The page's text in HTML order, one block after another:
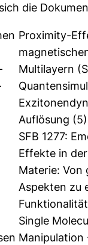
die
Proximity-
Multilayern
Auflösung (5)
SFB 1277:
Effekte in
Materie: Von
Aspekten zu
Funktionalität
Single
Manipulation